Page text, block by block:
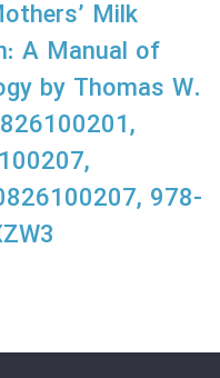
Milk
A Manual of
by Thomas W.
978-